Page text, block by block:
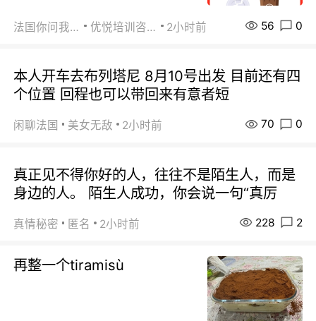
法国你问我答 优悦培训咨询 2小时前 56 0
本人开车去布列塔尼 8月10号出发 目前还有四
个位置 回程也可以带回来有意者短
闲聊法国 美女无敌 2小时前 70 0
真正见不得你好的人，往往不是陌生人，而是
身边的人。 陌生人成功，你会说一句“真厉
真情秘密 匿名 2小时前 228 2
再整一个tiramisù